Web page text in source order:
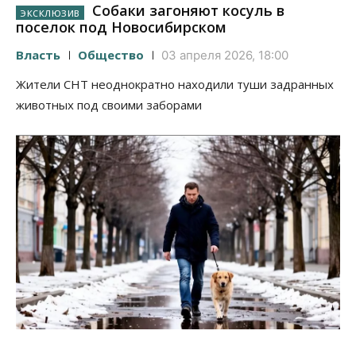
Собаки загоняют косуль в
поселок под Новосибирском
Власть Общество 03 апреля 2026, 18:00
Жители СНТ неоднократно находили туши задранных
животных под своими заборами